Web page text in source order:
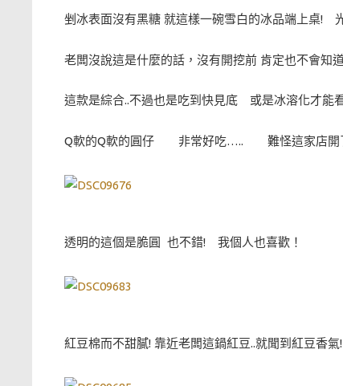
剉冰表面沒有黑糖 就這樣一碗雪白的冰品端上桌!
老闆沒說這是什麼的話，沒有開挖前 肯定也不會
這款是綜合..不過也是吃到快見底 或是冰溶化才能
Q軟的Q軟的圓仔 非常好吃….. 難怪這家店開了
透明的這個是脆圓 也不錯! 我個人也喜歡！
紅豆棉而不甜膩! 靠近老闆這鍋紅豆..就聞到紅豆香氣!